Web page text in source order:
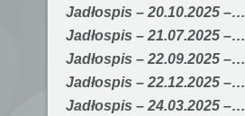
Jadłospis – 20.10.2025 –…
Jadłospis – 21.07.2025 –…
Jadłospis – 22.09.2025 –…
Jadłospis – 22.12.2025 –…
Jadłospis – 24.03.2025 –…